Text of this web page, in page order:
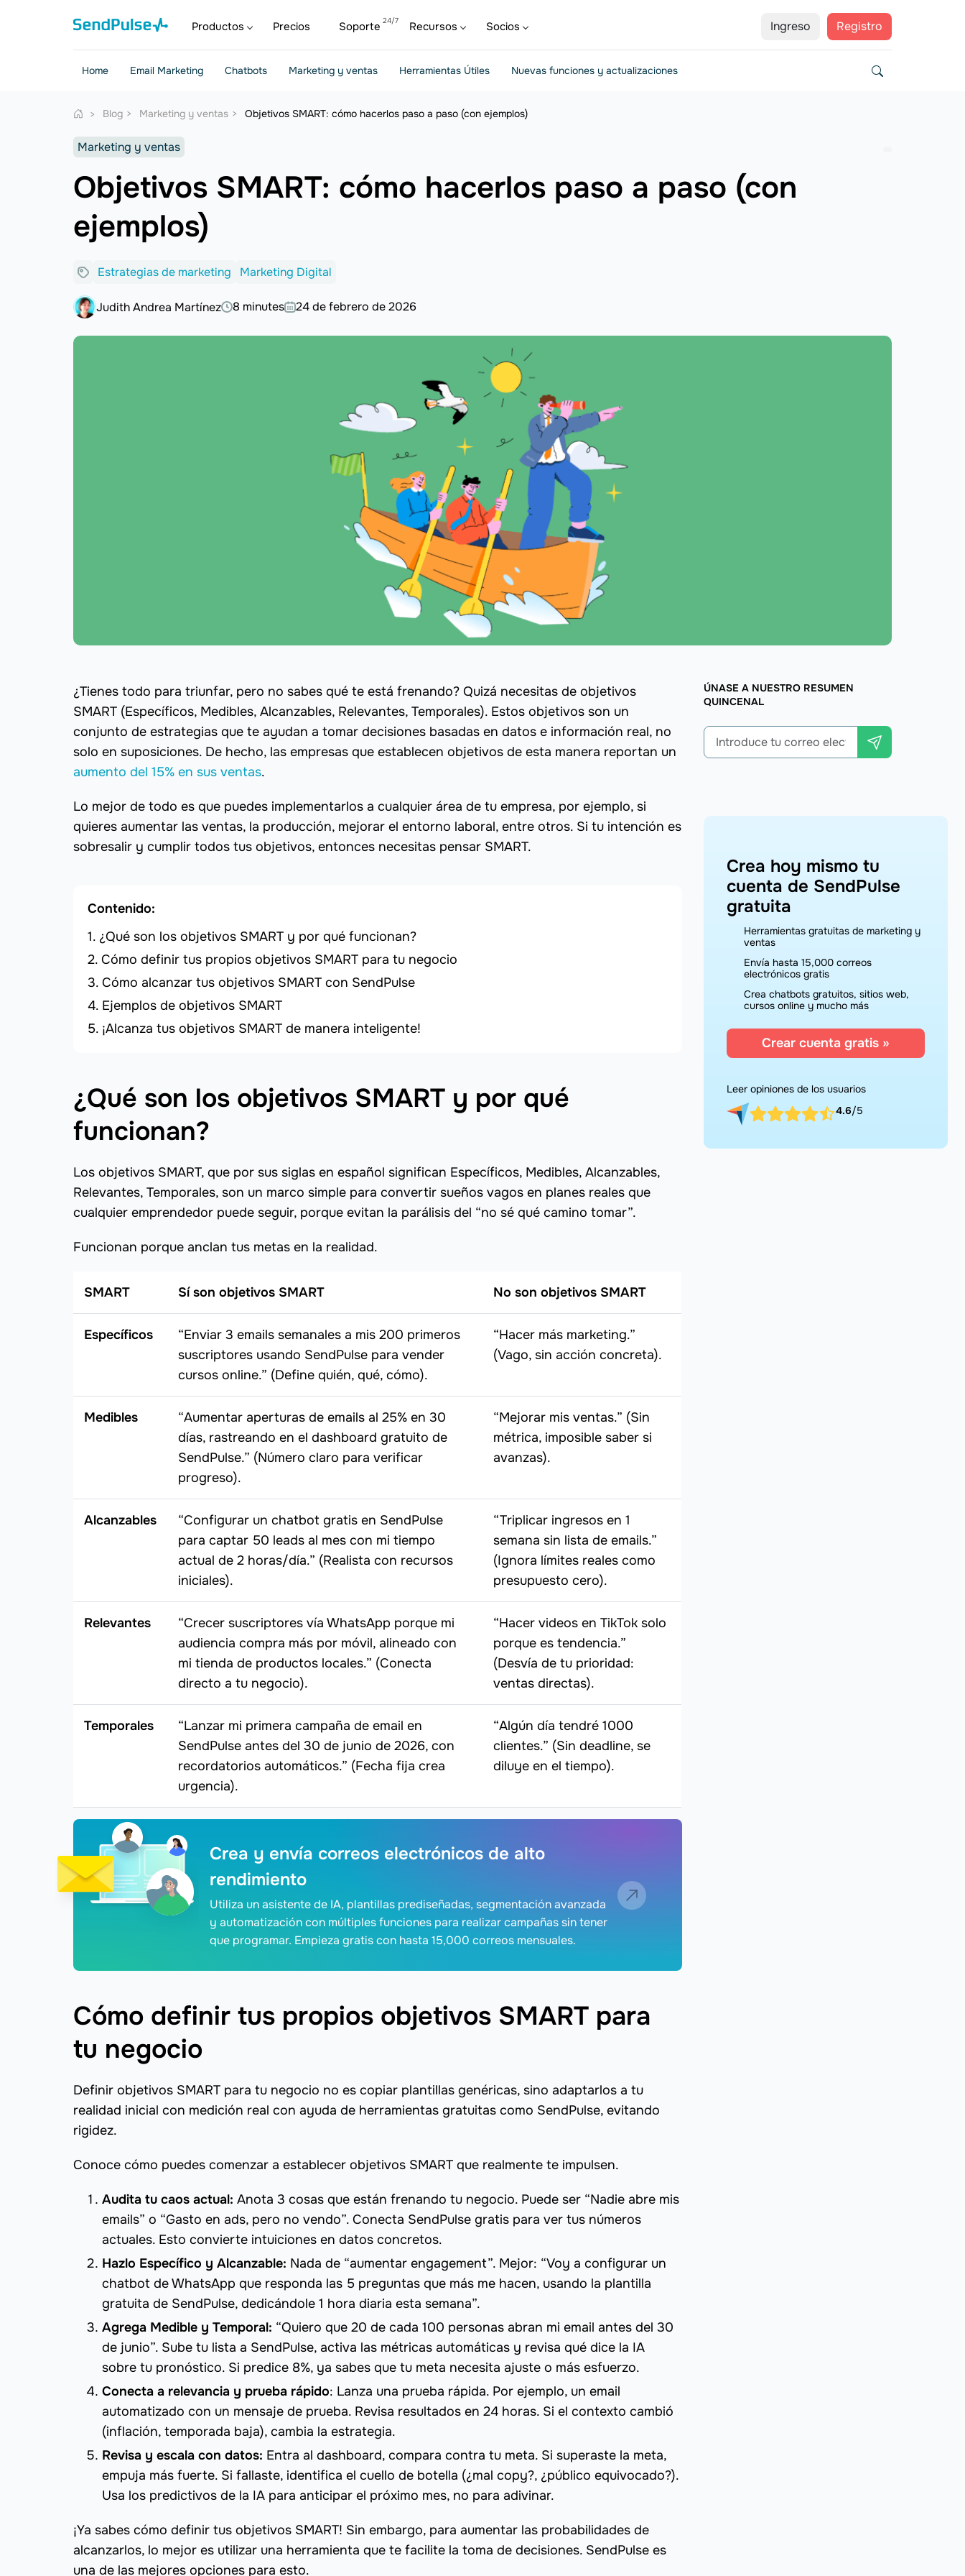
Ingreso Registro
Productos Precios Soporte Recursos Socios
Home Email Marketing Chatbots Marketing y ventas Herramientas Útiles Nuevas funciones y actualizaciones
Blog Marketing y ventas Objetivos SMART: cómo hacerlos paso a paso (con ejemplos)
Marketing y ventas
Objetivos SMART: cómo hacerlos paso a paso (con
ejemplos)
Estrategias de marketing Marketing Digital
Judith Andrea Martínez 8 minutes 24 de febrero de 2026
¿Tienes todo para triunfar, pero no sabes qué te está frenando? Quizá necesitas de objetivos
SMART (Específicos, Medibles, Alcanzables, Relevantes, Temporales). Estos objetivos son un
conjunto de estrategias que te ayudan a tomar decisiones basadas en datos e información real, no
solo en suposiciones. De hecho, las empresas que establecen objetivos de esta manera reportan un
aumento del 15% en sus ventas.
Lo mejor de todo es que puedes implementarlos a cualquier área de tu empresa, por ejemplo, si
quieres aumentar las ventas, la producción, mejorar el entorno laboral, entre otros. Si tu intención es
sobresalir y cumplir todos tus objetivos, entonces necesitas pensar SMART.
Contenido:
¿Qué son los objetivos SMART y por qué funcionan?
Cómo definir tus propios objetivos SMART para tu negocio
Cómo alcanzar tus objetivos SMART con SendPulse
Ejemplos de objetivos SMART
¡Alcanza tus objetivos SMART de manera inteligente!
¿Qué son los objetivos SMART y por qué
funcionan?
Los objetivos SMART, que por sus siglas en español significan Específicos, Medibles, Alcanzables,
Relevantes, Temporales, son un marco simple para convertir sueños vagos en planes reales que
cualquier emprendedor puede seguir, porque evitan la parálisis del “no sé qué camino tomar”.
Funcionan porque anclan tus metas en la realidad.
SMART Sí son objetivos SMART No son objetivos SMART
Específicos
“Enviar 3 emails semanales a mis 200 primeros
suscriptores usando SendPulse para vender
cursos online.” (Define quién, qué, cómo).
“Hacer más marketing.”
(Vago, sin acción concreta).
Medibles
“Aumentar aperturas de emails al 25% en 30
días, rastreando en el dashboard gratuito de
SendPulse.” (Número claro para verificar
progreso).
“Mejorar mis ventas.” (Sin
métrica, imposible saber si
avanzas).
Alcanzables
“Configurar un chatbot gratis en SendPulse
para captar 50 leads al mes con mi tiempo
actual de 2 horas/día.” (Realista con recursos
iniciales).
“Triplicar ingresos en 1
semana sin lista de emails.”
(Ignora límites reales como
presupuesto cero).
Relevantes
“Crecer suscriptores vía WhatsApp porque mi
audiencia compra más por móvil, alineado con
mi tienda de productos locales.” (Conecta
directo a tu negocio).
“Hacer videos en TikTok solo
porque es tendencia.”
(Desvía de tu prioridad:
ventas directas).
Temporales
“Lanzar mi primera campaña de email en
SendPulse antes del 30 de junio de 2026, con
recordatorios automáticos.” (Fecha fija crea
urgencia).
“Algún día tendré 1000
clientes.” (Sin deadline, se
diluye en el tiempo).
Crea y envía correos electrónicos de alto
rendimiento
Utiliza un asistente de IA, plantillas prediseñadas, segmentación avanzada
y automatización con múltiples funciones para realizar campañas sin tener
que programar. Empieza gratis con hasta 15,000 correos mensuales.
Cómo definir tus propios objetivos SMART para
tu negocio
Definir objetivos SMART para tu negocio no es copiar plantillas genéricas, sino adaptarlos a tu
realidad inicial con medición real con ayuda de herramientas gratuitas como SendPulse, evitando
rigidez.
Conoce cómo puedes comenzar a establecer objetivos SMART que realmente te impulsen.
Audita tu caos actual: Anota 3 cosas que están frenando tu negocio. Puede ser “Nadie abre mis
emails” o “Gasto en ads, pero no vendo”. Conecta SendPulse gratis para ver tus números
actuales. Esto convierte intuiciones en datos concretos.
Hazlo Específico y Alcanzable: Nada de “aumentar engagement”. Mejor: “Voy a configurar un
chatbot de WhatsApp que responda las 5 preguntas que más me hacen, usando la plantilla
gratuita de SendPulse, dedicándole 1 hora diaria esta semana”.
Agrega Medible y Temporal: “Quiero que 20 de cada 100 personas abran mi email antes del 30
de junio”. Sube tu lista a SendPulse, activa las métricas automáticas y revisa qué dice la IA
sobre tu pronóstico. Si predice 8%, ya sabes que tu meta necesita ajuste o más esfuerzo.
Conecta a relevancia y prueba rápido: Lanza una prueba rápida. Por ejemplo, un email
automatizado con un mensaje de prueba. Revisa resultados en 24 horas. Si el contexto cambió
(inflación, temporada baja), cambia la estrategia.
Revisa y escala con datos: Entra al dashboard, compara contra tu meta. Si superaste la meta,
empuja más fuerte. Si fallaste, identifica el cuello de botella (¿mal copy?, ¿público equivocado?).
Usa los predictivos de la IA para anticipar el próximo mes, no para adivinar.
¡Ya sabes cómo definir tus objetivos SMART! Sin embargo, para aumentar las probabilidades de
alcanzarlos, lo mejor es utilizar una herramienta que te facilite la toma de decisiones. SendPulse es
una de las mejores opciones para esto.
ÚNASE A NUESTRO RESUMEN
QUINCENAL
Crea hoy mismo tu
cuenta de SendPulse
gratuita
Herramientas gratuitas de marketing y
ventas
Envía hasta 15,000 correos
electrónicos gratis
Crea chatbots gratuitos, sitios web,
cursos online y mucho más
Crear cuenta gratis »
Leer opiniones de los usuarios
4.6/5